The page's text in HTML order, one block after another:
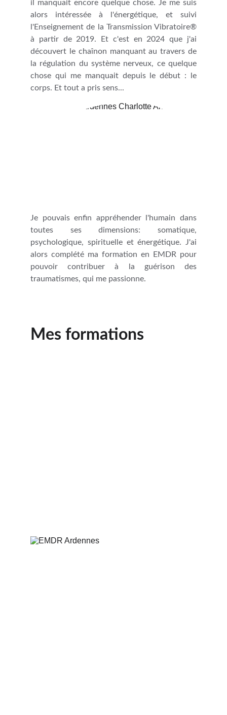
il manquait encore quelque chose. Je me suis
alors intéressée à l'énergétique, et suivi
l'Enseignement de la Transmission Vibratoire®
à partir de 2019. Et c'est en 2024 que j'ai
découvert le chaînon manquant au travers de
la régulation du système nerveux, ce quelque
chose qui me manquait depuis le début : le
corps. Et tout a pris sens...
Je pouvais enfin appréhender l'humain dans
toutes ses dimensions: somatique,
psychologique, spirituelle et énergétique. J'ai
alors complété ma formation en EMDR pour
pouvoir contribuer à la guérison des
traumatismes, qui me passionne.
Mes formations